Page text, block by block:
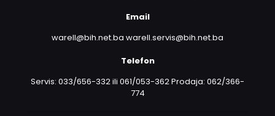
Email
warell@bih.net.ba warell.servis@bih.net.ba
Telefon
Servis: 033/656-332 ili 061/053-362 Prodaja: 062/366-
774